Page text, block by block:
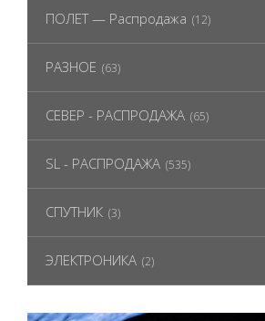
ПОЛЕТ — Распродажа (12)
РАЗНОЕ (63)
СЕВЕР - РАСПРОДАЖА (65)
SL - РАСПРОДАЖА (535)
СПУТНИК (3)
ЭЛЕКТРОНИКА (2)